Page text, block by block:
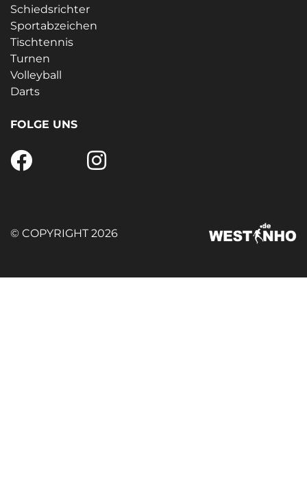
Schiedsrichter
Sportabzeichen
Tischtennis
Turnen
Volleyball
Darts
FOLGE UNS
© COPYRIGHT 2026